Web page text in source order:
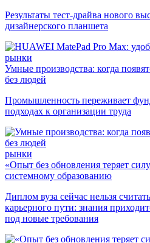
Результаты тест-драйва нового
дизайнерского планшета
рынки
Умные производства: когда
без людей
Промышленность переживает
подходах к организации труда
рынки
«Опыт без обновления теряет
системному образованию
Диплом вуза сейчас нельзя
карьерного пути: знания
под новые требования